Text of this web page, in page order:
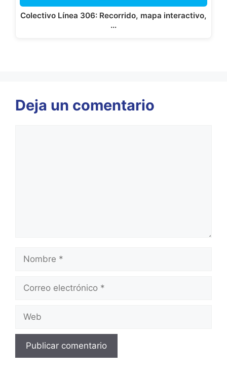
Colectivo Línea 306: Recorrido, mapa interactivo,
…
Deja un comentario
Nombre
Correo
Web